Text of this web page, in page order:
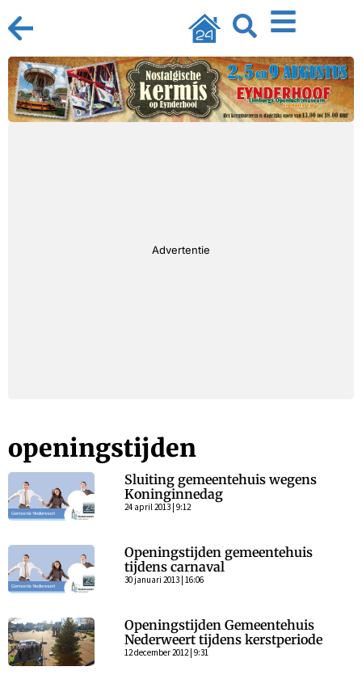
Advertentie
openingstijden
Sluiting gemeentehuis wegens
Koninginnedag
24 april 2013 | 9:12
Openingstijden gemeentehuis
tijdens carnaval
30 januari 2013 | 16:06
Openingstijden Gemeentehuis
Nederweert tijdens kerstperiode
12 december 2012 | 9:31